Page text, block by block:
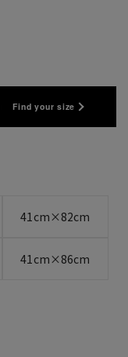
Find your size
41cm×82cm
41cm×86cm